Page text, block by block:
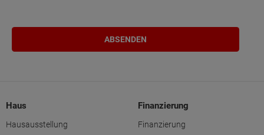
Haus
Hausausstellung
Finanzierung
Finanzierung